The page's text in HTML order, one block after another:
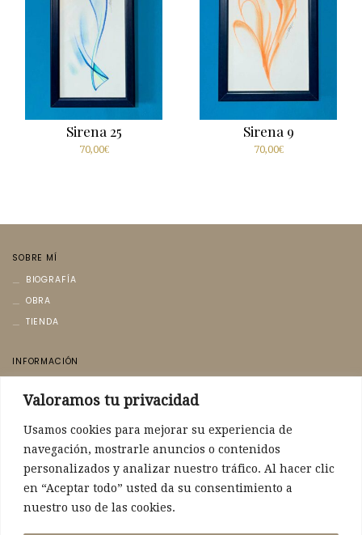
Valoramos tu privacidad
Usamos cookies para mejorar su experiencia de
navegación, mostrarle anuncios o contenidos
personalizados y analizar nuestro tráfico. Al hacer clic
en “Aceptar todo” usted da su consentimiento a
nuestro uso de las cookies.
Sirena 25
70,00€
Sirena 9
70,00€
SOBRE MÍ
BIOGRAFÍA
OBRA
TIENDA
INFORMACIÓN
POLÍTICA DE PRIVACIDAD
POLÍTICA DE COOKIES
CONTACTO
CONTACTO
POLÍTICA DE ENVÍO